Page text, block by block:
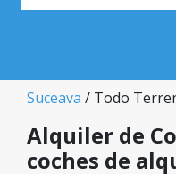
Suceava / Todo
Alquiler de
coches de